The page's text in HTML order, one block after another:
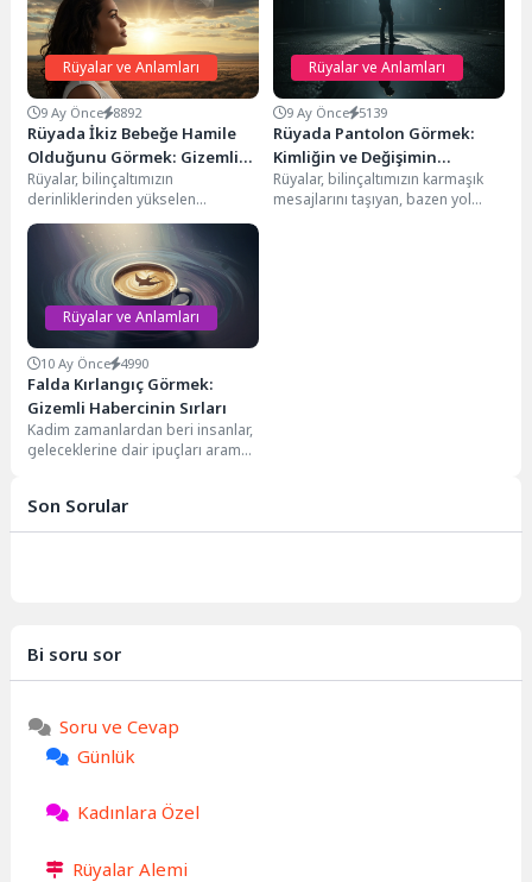
Rüyalar ve Anlamları
9 Ay Önce 8892
Rüyada İkiz Bebeğe Hamile
Olduğunu Görmek: Gizemli
Anlamlar
Rüyalar, bilinçaltımızın
derinliklerinden yükselen
mesajlar ve sembollerle doludur.
Özellikle hamilelik rüyaları, yeni
başlangıçlar, potansiyel ve...
Rüyalar ve Anlamları
9 Ay Önce 5139
Rüyada Pantolon Görmek:
Kimliğin ve Değişimin
Sembolü
Rüyalar, bilinçaltımızın karmaşık
mesajlarını taşıyan, bazen yol
Rüyalar ve Anlamları
10 Ay Önce 4990
Falda Kırlangıç Görmek:
Gizemli Habercinin Sırları
Kadim zamanlardan beri insanlar,
geleceklerine dair ipuçları aramak
Son Sorular
Bi soru sor
Soru ve Cevap
Günlük
Kadınlara Özel
Rüyalar Alemi